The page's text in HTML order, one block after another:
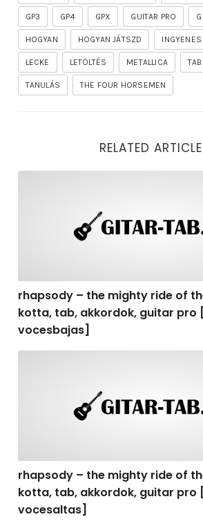
GP3 GP4 GPX GUITAR PRO
HOGYAN HOGYAN JÁTSZD INGYENES
LECKE LETÖLTÉS METALLICA TAB
TANULÁS THE FOUR HORSEMEN
RELATED
rhapsody – the mighty ride of
kotta, tab, akkordok, guitar pro
vocesbajas]
rhapsody – the mighty ride of
kotta, tab, akkordok, guitar pro
vocesaltas]